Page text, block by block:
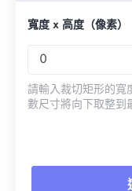
寬度 x 高度（像素）
請輸入裁切矩形的
數尺寸將向下取整到